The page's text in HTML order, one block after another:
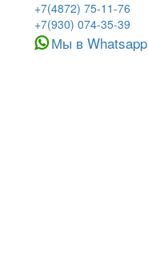
+7(4872) 75-11-76
+7(930) 074-35-39
Мы в Whatsapp